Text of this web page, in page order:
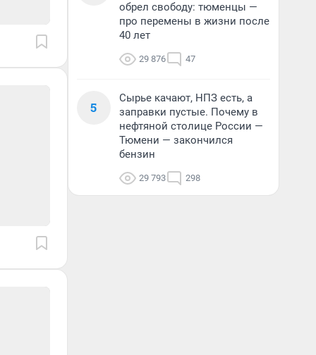
обрел свободу: тюменцы —
про перемены в жизни после
40 лет
29 876 47
5
Сырье качают, НПЗ есть, а
заправки пустые. Почему в
нефтяной столице России —
Тюмени — закончился
бензин
29 793 298